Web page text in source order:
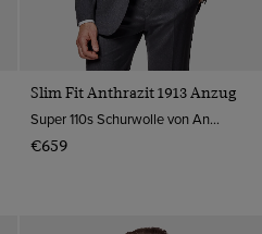
Slim Fit Anthrazit 1913 Anzug
Super 110s Schurwolle von Angelico, Italien
€659